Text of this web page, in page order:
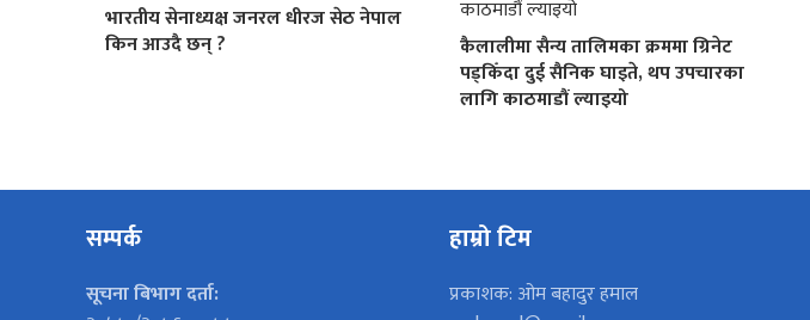
भारतीय सेनाध्यक्ष जनरल धीरज सेठ नेपाल
किन आउदै छन् ?
कैलालीमा सैन्य तालिमका क्रममा ग्रिनेट
पड्किँदा दुई सैनिक घाइते, थप उपचारका
लागि काठमाडौं ल्याइयो
सम्पर्क
सूचना बिभाग दर्ता:
हाम्रो टिम
प्रकाशक: ओम बहादुर हमाल